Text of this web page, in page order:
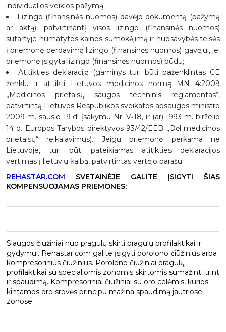
individualios veiklos pažymą;
Lizingo (finansinės nuomos) davėjo dokumentą (pažymą
ar aktą), patvirtinantį visos lizingo (finansinės nuomos)
sutartyje numatytos kainos sumokėjimą ir nuosavybės teisės
į priemonę perdavimą lizingo (finansinės nuomos) gavėjui, jei
priemonė įsigyta lizingo (finansinės nuomos) būdu;
Atitikties deklaraciją (gaminys turi būti paženklintas CE
ženklu ir atitikti Lietuvos medicinos normą MN 4:2009
„Medicinos prietaisų saugos techninis reglamentas“,
patvirtintą Lietuvos Respublikos sveikatos apsaugos ministro
2009 m. sausio 19 d. įsakymu Nr. V‑18, ir (ar) 1993 m. birželio
14 d. Europos Tarybos direktyvos 93/42/EEB „Dėl medicinos
prietaisų“ reikalavimus). Jeigu priemonė perkama ne
Lietuvoje, turi būti pateikiamas atitikties deklaracijos
vertimas į lietuvių kalbą, patvirtintas vertėjo parašu.
REHASTAR.COM SVETAINĖJE GALITE ĮSIGYTI ŠIAS
KOMPENSUOJAMAS PRIEMONES:
Slaugos čiužiniai nuo pragulų skirti pragulų profilaktikai ir
gydymui. Rehastar.com galite įsigyti porolono čiūžinius arba
kompresorinius čiužinius. Porolono čiužiniai pragulų
profilaktikai su specialiomis zonomis skirtomis sumažinti trint
ir spaudimą. Kompresoriniai čiūžiniai su oro celėmis, kurios
kintamos oro srovės principu mažina spaudimą jautriose
zonose.